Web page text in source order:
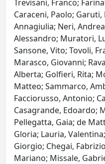
Trevisani, Franco;
Caraceni, Paolo;
Annagiulia; Neri,
Alessandro; Muratori,
Sansone, Vito; Tovoli,
Marasco, Giovanni;
Alberta; Golfieri, Rita;
Matteo; Sammarco,
Facciorusso, Antonio;
Casagrande, Edoardo;
Pellegatta, Gaia; de
Gloria; Lauria,
Giorgio; Chegai,
Mariano; Missale,